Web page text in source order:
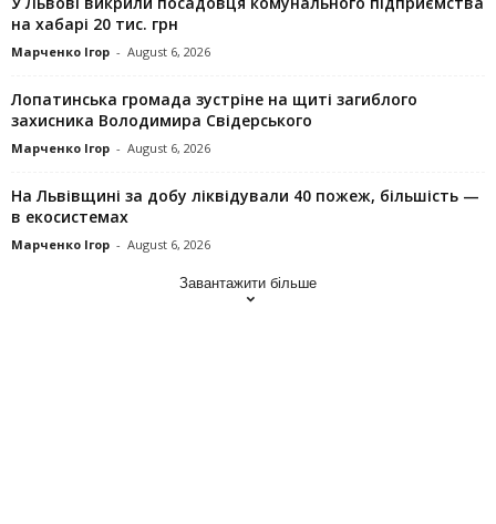
на хабарі 20 тис. грн
Марченко Ігор - August 6, 2026
Лопатинська громада зустріне на щиті загиблого
захисника Володимира Свідерського
Марченко Ігор - August 6, 2026
На Львівщині за добу ліквідували 40 пожеж, більшість —
в екосистемах
Марченко Ігор - August 6, 2026
Завантажити більше